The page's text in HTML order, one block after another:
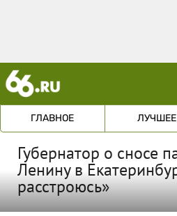
ГЛАВНОЕ ЛУЧШЕЕ
Губернатор о сносе
Ленину в
расстроюсь»